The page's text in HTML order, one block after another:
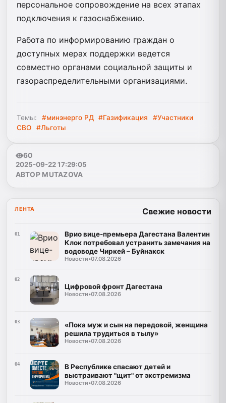
персональное сопровождение на всех этапах
подключения к газоснабжению.
Работа по информированию граждан о
доступных мерах поддержки ведется
совместно органами социальной защиты и
газораспределительными организациями.
Темы: #минэнерго РД #Газификация
#Участники
СВО
#Льготы
60
2025-09-22 17:29:05
АВТОР MUTAZOVA
ЛЕНТА Свежие новости
01
Врио вице-премьера Дагестана Валентин
Клок потребовал устранить замечания на
водоводе Чиркей – Буйнакск
Новости•07.08.2026
02
Цифровой фронт Дагестана
Новости•07.08.2026
03
«Пока муж и сын на передовой, женщина
решила трудиться в тылу»
Новости•07.08.2026
04
В Республике спасают детей и
выстраивают "щит" от экстремизма
Новости•07.08.2026